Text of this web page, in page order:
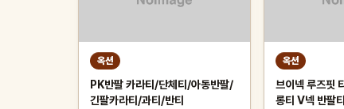
옥션
PK반팔 카라티/단체티/아동반팔/
긴팔카라티/과티/반티
옥션
브이넥 루즈핏
롱티 V넥 반팔